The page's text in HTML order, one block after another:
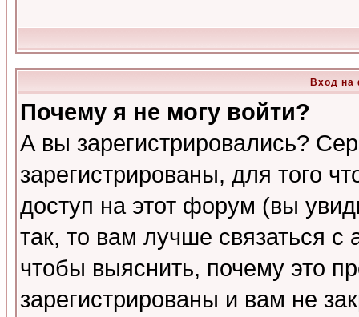
Вход на
Почему я не могу войти?
А вы зарегистрировались?
зарегистрированы, для того
доступ на этот форум (вы
так, то вам лучше связаться
чтобы выяснить, почему это
зарегистрированы и вам не